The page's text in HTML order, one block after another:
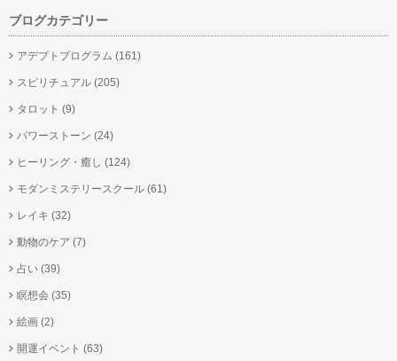
ブログカテゴリー
アデプトプログラム (161)
スピリチュアル (205)
タロット (9)
パワーストーン (24)
ヒーリング・癒し (124)
モダンミステリースクール (61)
レイキ (32)
動物のケア (7)
占い (39)
瞑想会 (35)
絵画 (2)
開運イベント (63)